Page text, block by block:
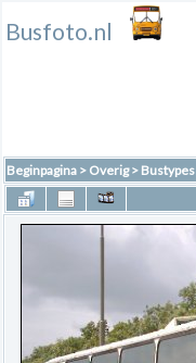
Busfoto.nl
Beginpagina > Overig> Bustypes